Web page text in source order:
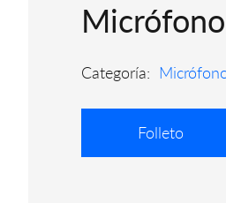
Categoría:
Folleto